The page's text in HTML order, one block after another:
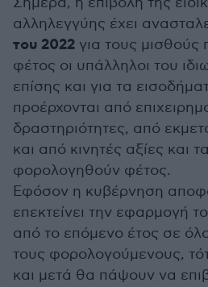
αλληλεγγύης έχει
του 2022 για τους μισθούς
φέτος οι υπάλληλοι του
επίσης και για τα
προέρχονται από
δραστηριότητες, από
και από κινητές αξίες και
φορολογηθούν φέτος.
Εφόσον η κυβέρνηση
επεκτείνει την εφαρμογή
από το επόμενο έτος σε
τους φορολογούμενους,
και μετά θα πάψουν να